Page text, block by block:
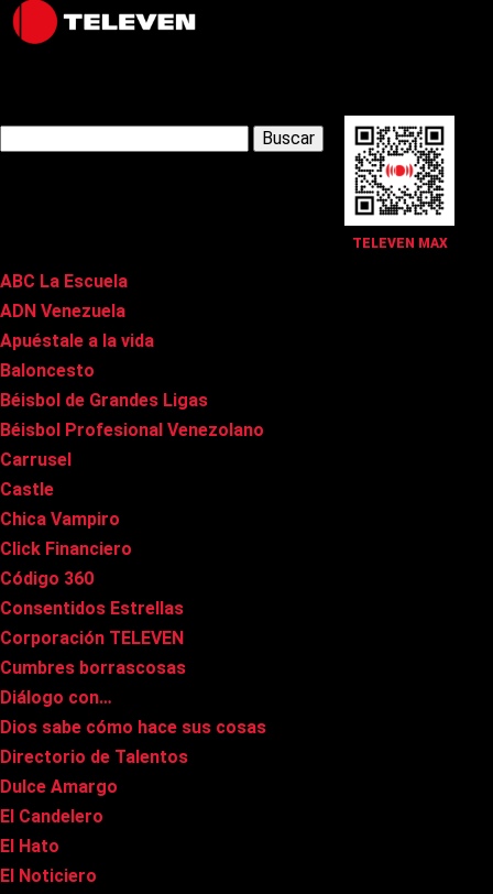
TELEVEN MAX
Latest Posts
ABC La Escuela
ADN Venezuela
Apuéstale a la vida
Baloncesto
Béisbol de Grandes Ligas
Béisbol Profesional Venezolano
Carrusel
Castle
Chica Vampiro
Click Financiero
Código 360
Consentidos Estrellas
Corporación TELEVEN
Cumbres borrascosas
Diálogo con…
Dios sabe cómo hace sus cosas
Directorio de Talentos
Dulce Amargo
El Candelero
El Hato
El Noticiero